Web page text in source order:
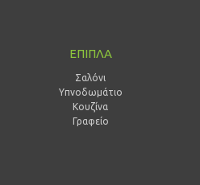
ΕΠΙΠΛΑ
Σαλόνι
Υπνοδωμάτιο
Κουζίνα
Γραφείο